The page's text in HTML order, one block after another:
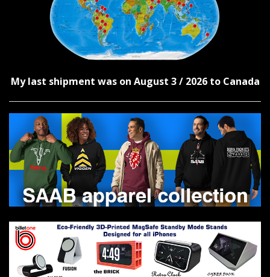
My last shipment was on August 3 / 2026 to Canada